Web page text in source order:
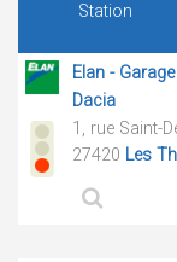
Station
Elan -
Dacia
1, rue Saint-
27420 Les